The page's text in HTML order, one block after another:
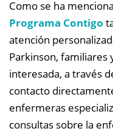
Como se ha
Programa Contigo
atención
Parkinson, familiares
interesada, a través
contacto
enfermeras
consultas sobre la